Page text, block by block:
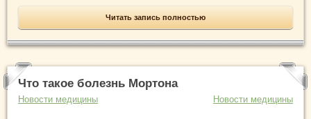
Читать запись полностью
Что такое болезнь Мортона
Новости медицины Новости медицины